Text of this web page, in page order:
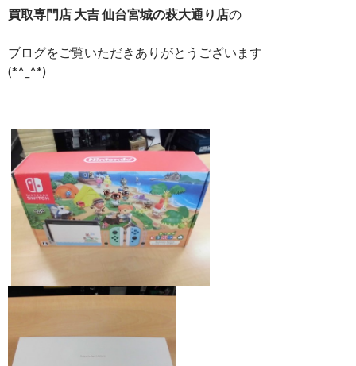
買取専門店 大吉 仙台宮城の萩大通り店の
ブログをご覧いただきありがとうございます
(*^_^*)